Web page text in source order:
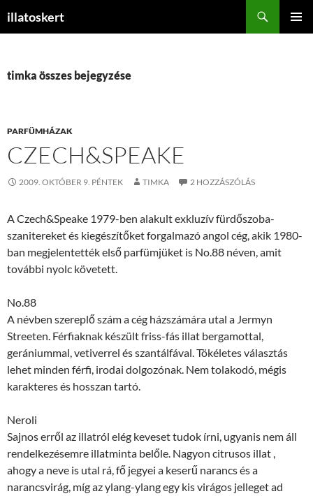
illatoskert
timka összes bejegyzése
PARFÜMHÁZAK
CZECH&SPEAKE
2009. OKTÓBER 9. PÉNTEK TIMKA 2 HOZZÁSZÓLÁS
A Czech&Speake 1979-ben alakult exkluzív fürdőszoba-
szanitereket és kiegészítőket forgalmazó angol cég, akik 1980-
ban megjelentették első parfümjüket is No.88 néven, amit
további nyolc követett.
No.88
A névben szereplő szám a cég házszámára utal a Jermyn
Streeten. Férfiaknak készült friss-fás illat bergamottal,
gerániummal, vetiverrel és szantálfával. Tökéletes választás
lehet minden férfi, irodai dolgozónak. Nem tolakodó, mégis
karakteres és hosszan tartó.
Neroli
Sajnos erről az illatról elég keveset tudok írni, ugyanis nem áll
rendelkezésemre illatminta belőle. Nagyon citrusos illat ,
ahogy a neve is utal rá, fő jegyei a keserű narancs és a
narancsvirág, míg az ylang-ylang egy kis virágos jelleget ad